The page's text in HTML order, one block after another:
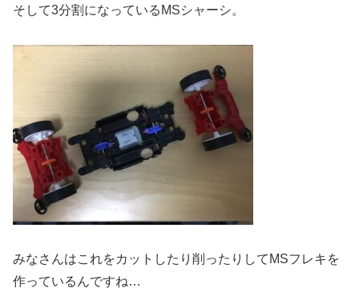
そして3分割になっているMSシャーシ。
みなさんはこれをカットしたり削ったりしてMSフレキを
作っているんですね…